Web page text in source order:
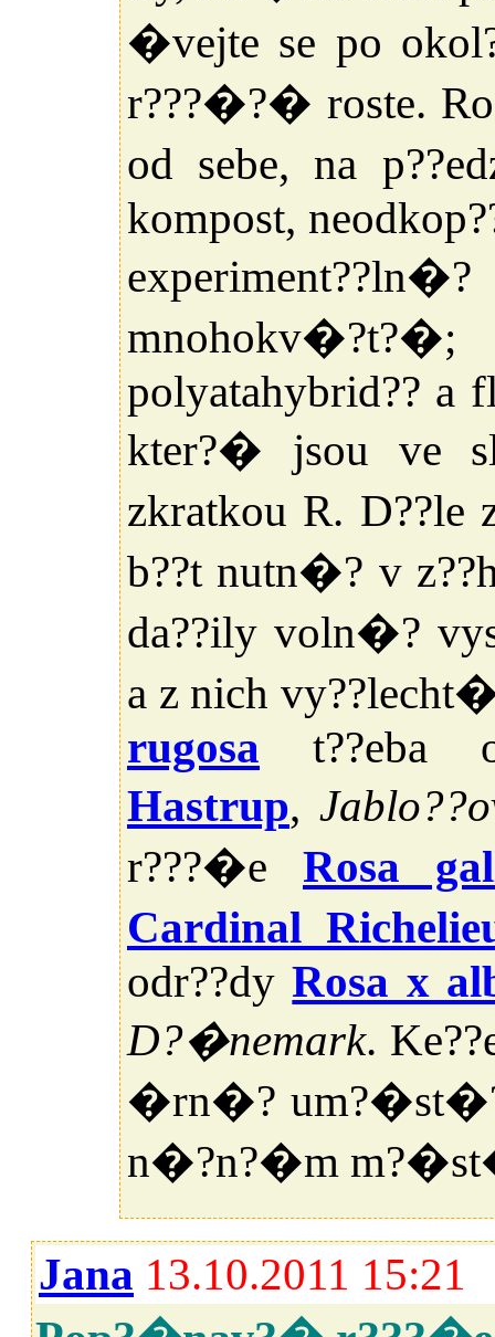
�vejte se po
r???�?� roste.
od sebe, na
kompost,
mnohokv�?t?�;
polyatahybrid?? a
kter?� jsou ve
zkratkou R.
b??t nutn�? v
da??ily voln�?
a z nich
rugosa t??eba
Hastrup,
r???�e Rosa
Cardinal
odr??dyRosa x
D?�nemark.
�rn�?
n�?n?�m
Jana 13.10.2011 15:21